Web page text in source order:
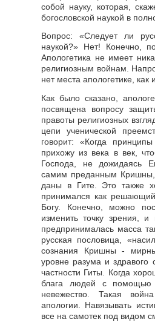
собой науку, которая,
богословской наукой в
Вопрос: «Следует ли
наукой?»
Нет! Конечно,
Апологетика не имеет
религиозным войнам.
нет места апологетике,
Как было сказано,
посвящена вопросу
правоты религиозных
цепи ученической
говорит: «Когда
прихожу из века в век,
Господа, не дожидаясь
самим преданным Кришны,
даны в Гите. Это также
принимался как решающий
Богу. Конечно, можно
изменить точку зрения, и
предпринималась масса
русская пословица,
сознания Кришны -
уровне разума и здравого
частности Гиты. Когда
блага людей с помощью
невежество. Такая
апологии. Навязывать
все на самотек под видом